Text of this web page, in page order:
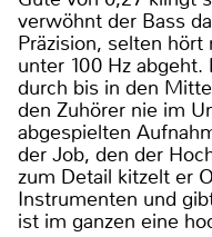
verwöhnt der Bass
Präzision, selten
unter 100 Hz
durch bis in den
den Zuhörer nie im
abgespielten
der Job, den der
zum Detail kitzelt er
Instrumenten und
ist im ganzen eine